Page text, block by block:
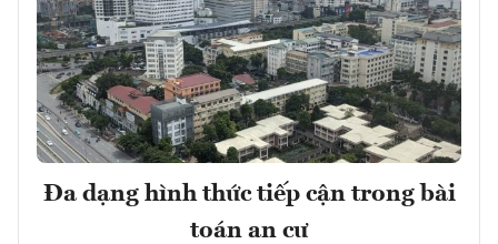
Đa dạng hình thức tiếp cận trong bài
toán an cư